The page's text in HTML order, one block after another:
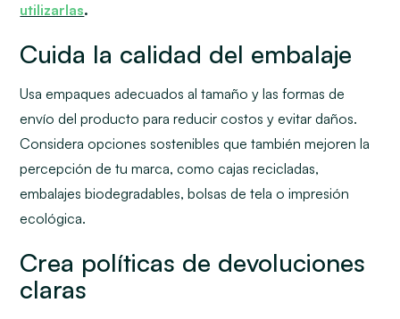
utilizarlas.
Cuida la calidad del embalaje
Usa empaques adecuados al tamaño y las formas de
envío del producto para reducir costos y evitar daños.
Considera opciones sostenibles que también mejoren la
percepción de tu marca, como cajas recicladas,
embalajes biodegradables, bolsas de tela o impresión
ecológica.
Crea políticas de devoluciones
claras